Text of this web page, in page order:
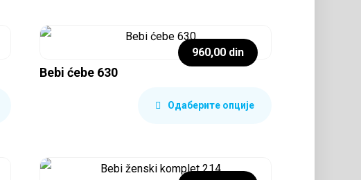
Bebi ćebe 630
960,00 din
Одаберите опције